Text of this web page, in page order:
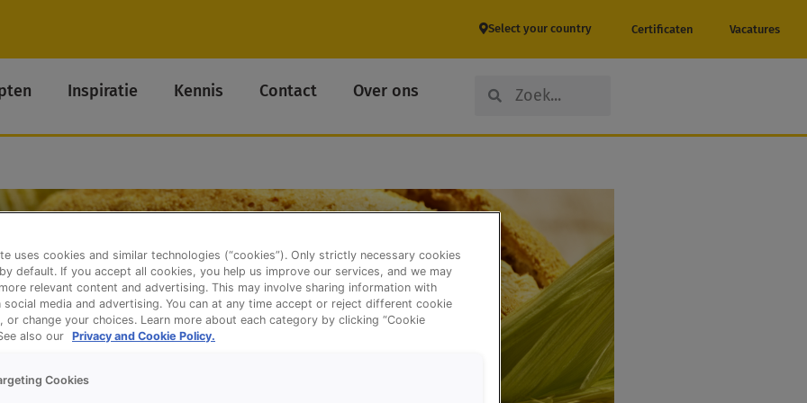
Select your country Certificaten Vacatures
Inspiratie Kennis Contact Over ons SearchSearch
uses cookies and similar technologies (“cookies”). Only strictly necessary cookies
default. If you accept all cookies, you help us improve our services, and we may
relevant content and advertising. This may involve sharing information with
social media and advertising. You can at any time accept or reject different cookie
or change your choices. Learn more about each category by clicking “Cookie
also our Privacy and Cookie Policy.
Cookies